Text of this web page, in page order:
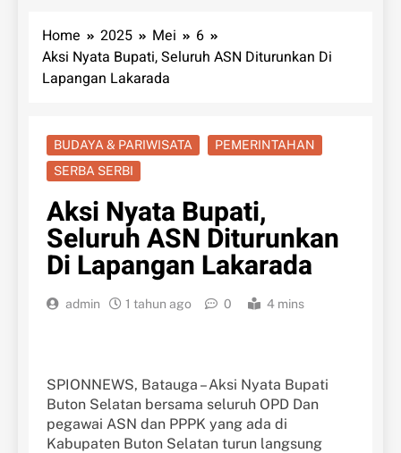
Home 2025 Mei
6
Aksi Nyata Bupati, Seluruh ASN Diturunkan Di
Lapangan Lakarada
BUDAYA & PARIWISATA
PEMERINTAHAN
SERBA SERBI
Aksi Nyata Bupati,
Seluruh ASN Diturunkan
Di Lapangan Lakarada
admin 1 tahun ago 0 4 mins
SPIONNEWS, Batauga – Aksi Nyata Bupati
Buton Selatan bersama seluruh OPD Dan
pegawai ASN dan PPPK yang ada di
Kabupaten Buton Selatan turun langsung